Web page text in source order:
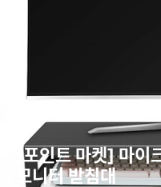
[포인트 마켓] 마
모니터 받침대